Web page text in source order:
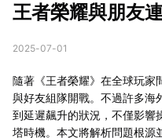
王者榮耀與朋友
2025-07-01
隨著《王者榮耀》在全球玩家
與好友組隊開戰。不過許多海
到延遲飆升的狀況，不僅影響
塔時機。本文將解析問題根源